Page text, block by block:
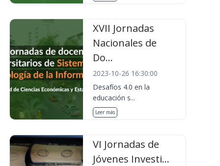
XVII Jornadas
Nacionales de
Do...
2023-10-26 16:30:00
Desafíos 4.0 en la
educación s...
Leer más
VI Jornadas de
Jóvenes Investi...